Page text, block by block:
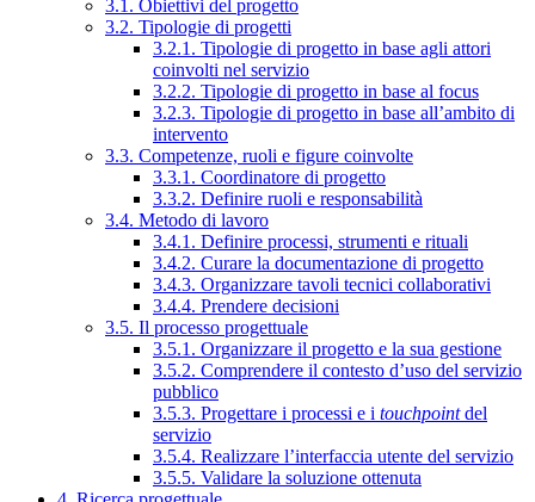
3.1. Obiettivi del progetto
3.2. Tipologie di progetti
3.2.1. Tipologie di progetto in base agli attori
coinvolti nel servizio
3.2.2. Tipologie di progetto in base al focus
3.2.3. Tipologie di progetto in base all’ambito di
intervento
3.3. Competenze, ruoli e figure coinvolte
3.3.1. Coordinatore di progetto
3.3.2. Definire ruoli e responsabilità
3.4. Metodo di lavoro
3.4.1. Definire processi, strumenti e rituali
3.4.2. Curare la documentazione di progetto
3.4.3. Organizzare tavoli tecnici collaborativi
3.4.4. Prendere decisioni
3.5. Il processo progettuale
3.5.1. Organizzare il progetto e la sua gestione
3.5.2. Comprendere il contesto d’uso del servizio
pubblico
3.5.3. Progettare i processi e i touchpointdel
servizio
3.5.4. Realizzare l’interfaccia utente del servizio
3.5.5. Validare la soluzione ottenuta